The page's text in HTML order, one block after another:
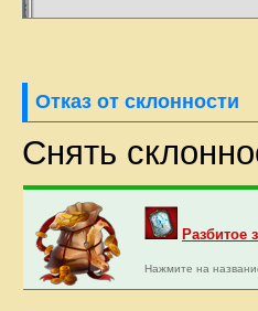
Отказ от склонности
Снять
Разбитое
Нажмите на